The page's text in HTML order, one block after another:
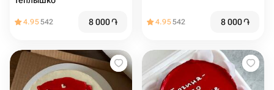
4.95542 8 000֏ 4.95542 8 000֏